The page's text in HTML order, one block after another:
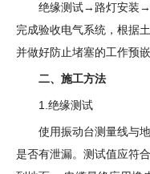
绝缘测试→路灯安装
完成验收电气系统，根据
并做好防止堵塞的工作预嵌
二、施工方法
1.绝缘测试
使用振动台测量线与
是否有泄漏。测试值应符